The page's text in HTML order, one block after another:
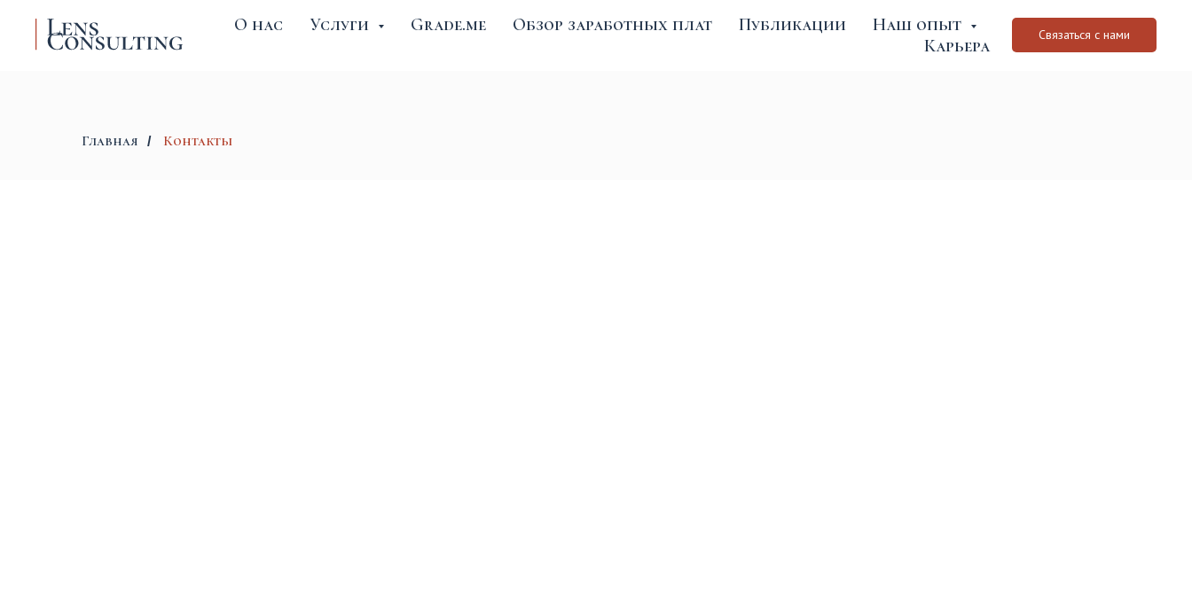
О нас Услуги Grade.me Обзор заработных плат Публикации
Наш опыт
Карьера
Связаться с нами
Услуги
О нас Grade.me Обзор заработных плат Карьера
Наш опыт
Главная / Контакты